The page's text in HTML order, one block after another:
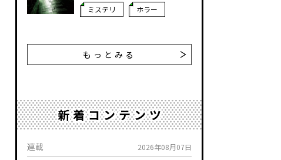
ミステリ ホラー
もっとみる
新着コンテンツ
連載 2026年08月07日